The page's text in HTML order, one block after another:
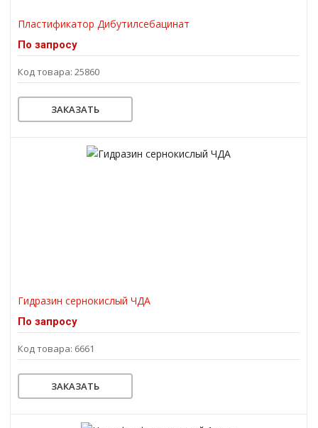
Пластификатор Дибутилсебацинат
По запросу
Код товара: 25860
ЗАКАЗАТЬ
Гидразин сернокислый ЧДА
По запросу
Код товара: 6661
ЗАКАЗАТЬ